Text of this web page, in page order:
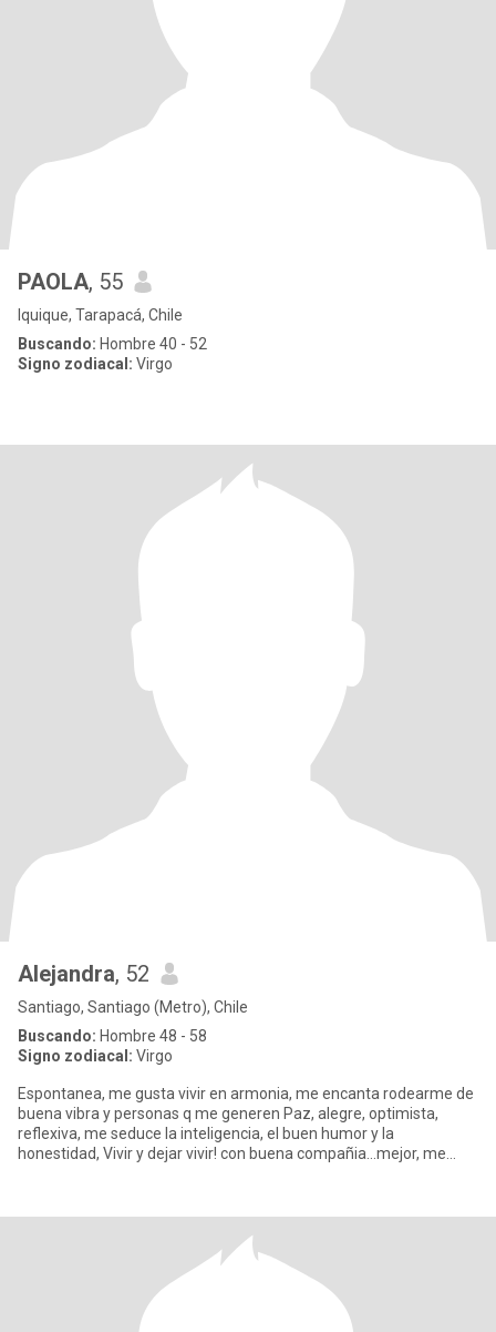
PAOLA, 55
Iquique, Tarapacá, Chile
Buscando: Hombre 40 - 52
Signo zodiacal: Virgo
Alejandra, 52
Santiago, Santiago (Metro), Chile
Buscando: Hombre 48 - 58
Signo zodiacal: Virgo
Espontanea, me gusta vivir en armonia, me encanta rodearme de
buena vibra y personas q me generen Paz, alegre, optimista,
reflexiva, me seduce la inteligencia, el buen humor y la
honestidad, Vivir y dejar vivir! con buena compañia...mejor, me